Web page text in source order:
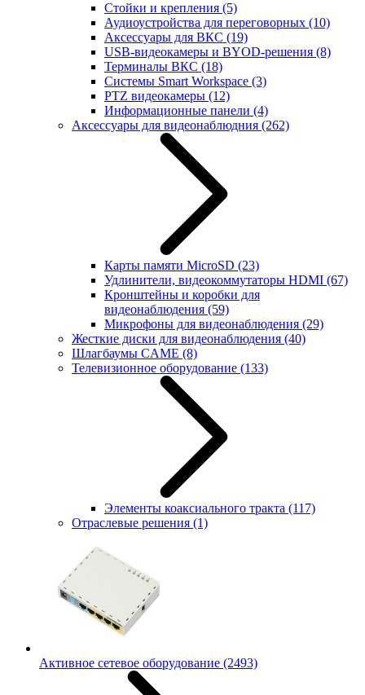
Стойки и крепления (5)
Аудиоустройства для переговорных (10)
Аксессуары для ВКС (19)
USB-видеокамеры и BYOD-решения (8)
Терминалы ВКС (18)
Системы Smart Workspace (3)
PTZ видеокамеры (12)
Информационные панели (4)
Аксессуары для видеонаблюдния (262)
Карты памяти MicroSD (23)
Удлинители, видеокоммутаторы HDMI (67)
Кронштейны и коробки для
видеонаблюдения (59)
Микрофоны для видеонаблюдения (29)
Жесткие диски для видеонаблюдения (40)
Шлагбаумы CAME (8)
Телевизионное оборудование (133)
Элементы коаксиального тракта (117)
Отраслевые решения (1)
Активное сетевое оборудование (2493)